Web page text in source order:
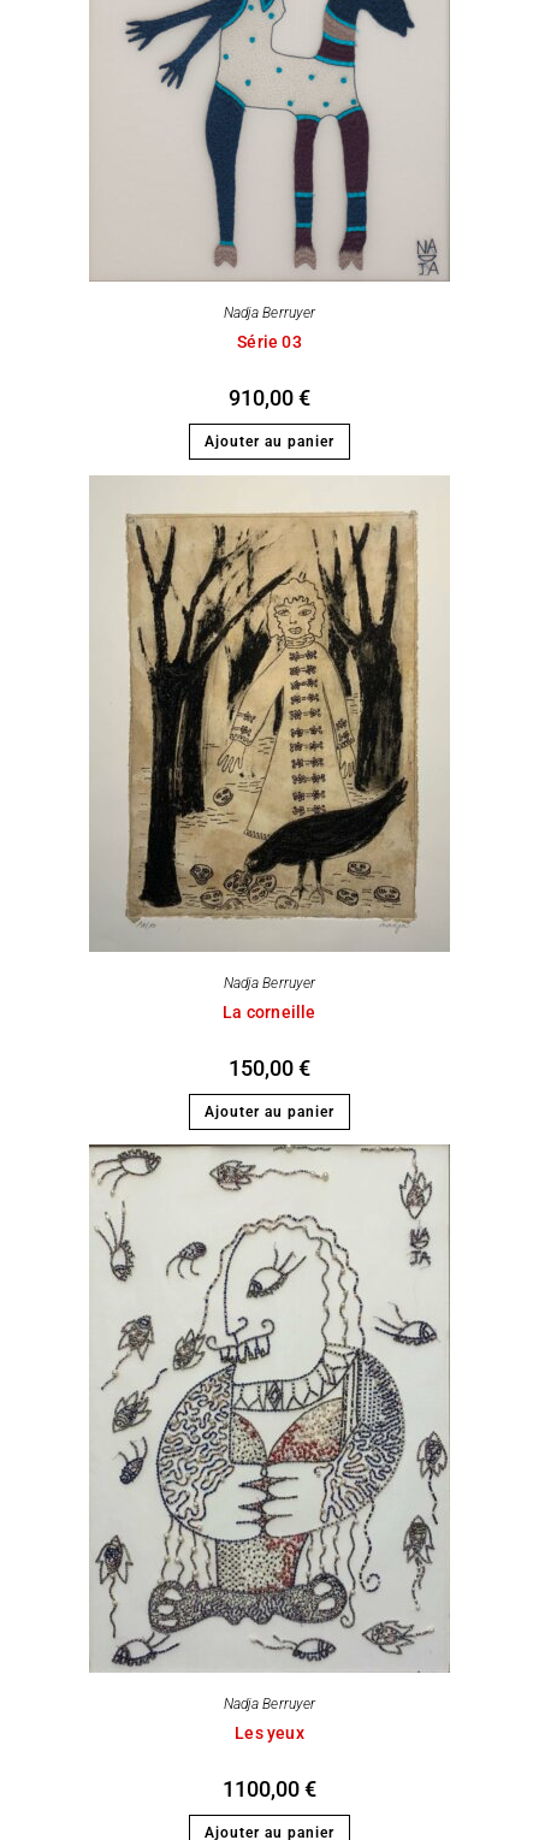
Nadja Berruyer
Série 03
910,00€
Ajouter au panier
Nadja Berruyer
La corneille
150,00€
Ajouter au panier
Nadja Berruyer
Les yeux
1100,00€
Ajouter au panier